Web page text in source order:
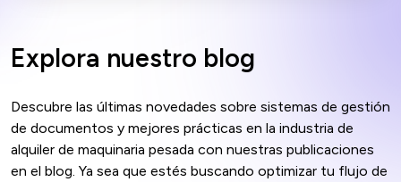
Explora nuestro blog
Descubre las últimas novedades sobre sistemas de gestión
de documentos y mejores prácticas en la industria de
alquiler de maquinaria pesada con nuestras publicaciones
en el blog. Ya sea que estés buscando optimizar tu flujo de